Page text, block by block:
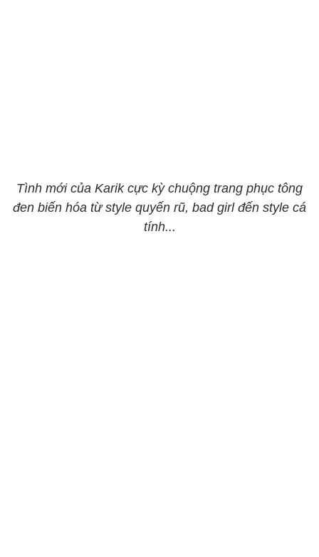
Tình mới của Karik cực kỳ chuộng trang phục tông
đen biến hóa từ style quyến rũ, bad girl đến style cá
tính...